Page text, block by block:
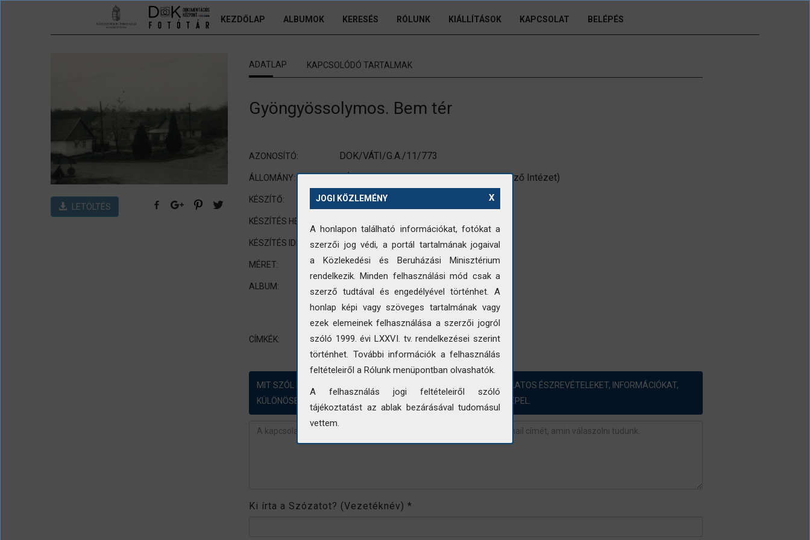
KEZDŐLAP ALBUMOK KERESÉS RÓLUNK KIÁLLÍTÁSOK KAPCSOLAT BELÉPÉS
LETÖLTÉS
ADATLAP KAPCSOLÓDÓ TARTALMAK
Gyöngyössolymos. Bem tér
AZONOSÍTÓ: DOK/VÁTI/G.A./11/773
ÁLLOMÁNY: VÁTI (Városépítési Tudományos és Tervező Intézet)
KÉSZÍTŐ: Gazda Anikó
KÉSZÍTÉS HELYE:
KÉSZÍTÉS IDEJE: 1979
MÉRET: nem standard méretre vágott fotó
ALBUM:
Épületkép
Változó településkép
Műemlékvédelem
CÍMKÉK: épület kép külső kép utcakép
MIT SZÓL HOZZÁ?! ÖRÖMMEL FOGADJUK A FOTÓINKKAL KAPCSOLATOS ÉSZREVÉTELEKET, INFORMÁCIÓKAT,
KÜLÖNÖSEN AZOKBAN AZ ESETEKBEN, AHOL „NINCS ADAT” SZEREPEL.
Ki írta a Szózatot? (Vezetéknév)*
X
JOGI KÖZLEMÉNY
A honlapon található információkat, fotókat a
szerzői jog védi, a portál tartalmának jogaival
a Közlekedési és Beruházási Minisztérium
rendelkezik. Minden felhasználási mód csak a
szerző tudtával és engedélyével történhet. A
honlap képi vagy szöveges tartalmának vagy
ezek elemeinek felhasználása a szerzői jogról
szóló 1999. évi LXXVI. tv. rendelkezései szerint
történhet. További információk a felhasználás
feltételeiről a Rólunk menüpontban olvashatók.
A felhasználás jogi feltételeiről szóló
tájékoztatást az ablak bezárásával tudomásul
vettem.